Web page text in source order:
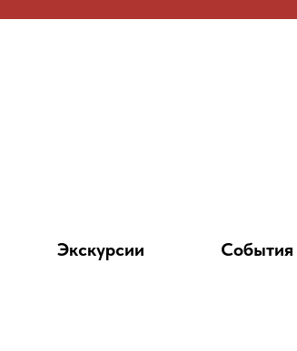
Экскурсии События